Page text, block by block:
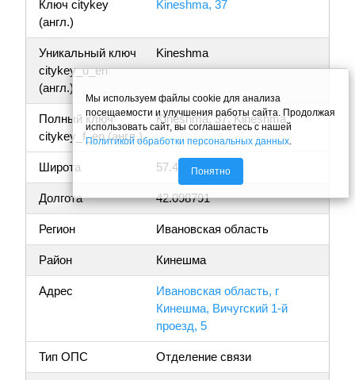
Ключ citykey
(англ.)
Kineshma, 37
Уникальный ключ
citykey_u_en
(англ.)
Kineshma
Полный ключ
citykey_f_en (англ.)
Kineshma, 37, Kineshma
Широта 57.431422
Долгота 42.098791
Регион Ивановская область
Район Кинешма
Адрес
Ивановская область, г
Кинешма, Вичугский 1-й
проезд, 5
Тип ОПС Отделение связи
Мы используем файлы cookie для анализа
посещаемости и улучшения работы сайта. Продолжая
использовать сайт, вы соглашаетесь с нашей
Политикой обработки персональных данных.
Понятно